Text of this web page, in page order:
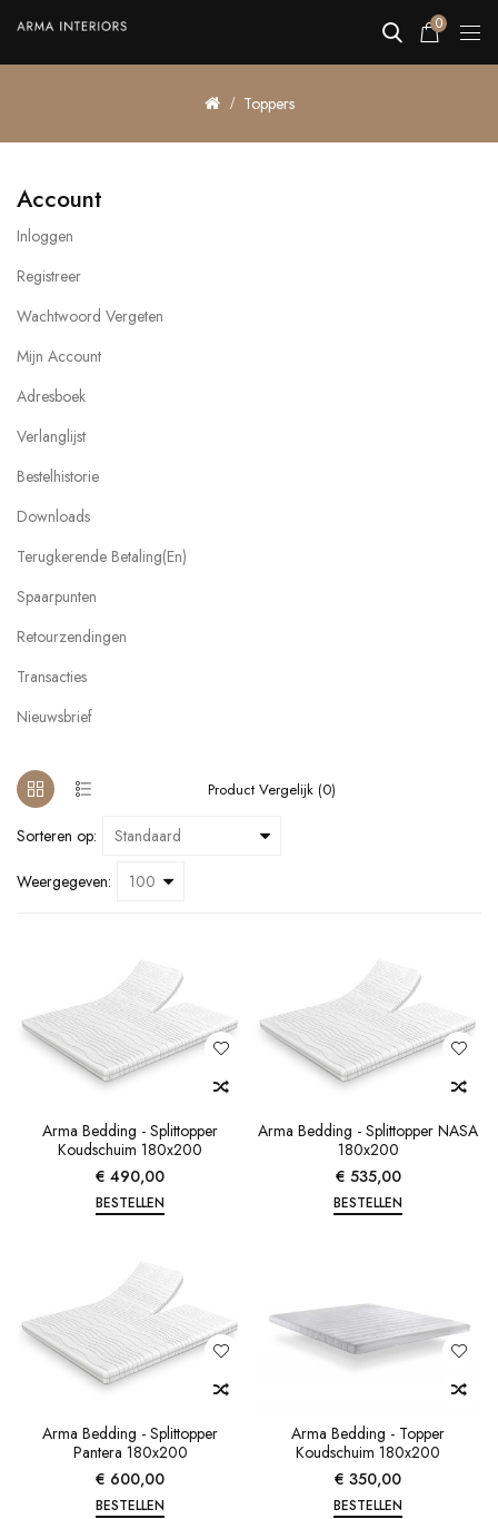
0
Toppers
Account
Inloggen
Registreer
Wachtwoord Vergeten
Mijn Account
Adresboek
Verlanglijst
Bestelhistorie
Downloads
Terugkerende Betaling(en)
Spaarpunten
Retourzendingen
Transacties
Nieuwsbrief
Product Vergelijk (0)
Sorteren op:
Weergegeven:
Arma Bedding - Splittopper
Koudschuim 180x200
€ 490,00
BESTELLEN
Arma Bedding - Splittopper NASA
180x200
€ 535,00
BESTELLEN
Arma Bedding - Splittopper
Pantera 180x200
€ 600,00
BESTELLEN
Arma Bedding - Topper
Koudschuim 180x200
€ 350,00
BESTELLEN